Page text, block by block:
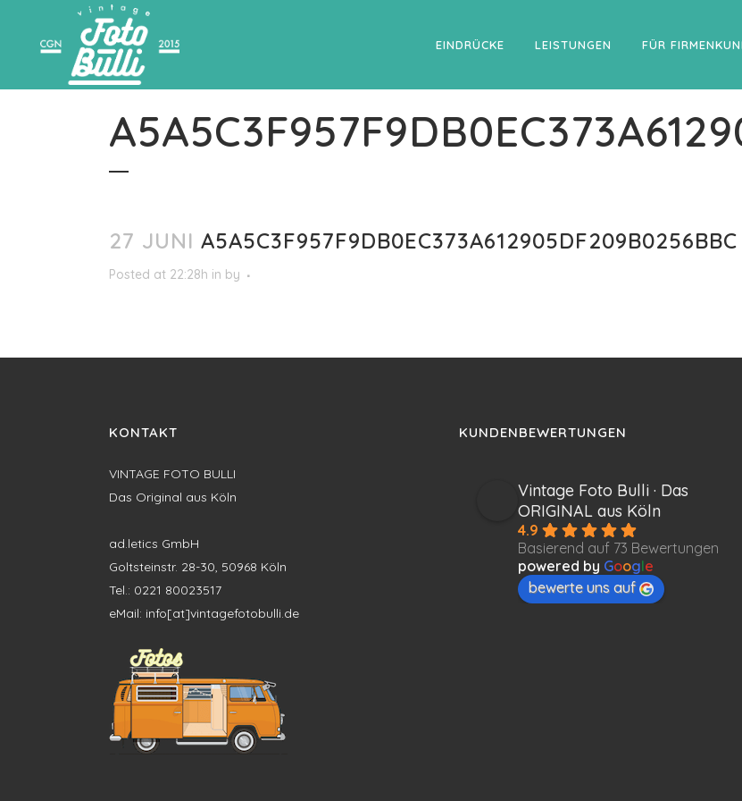
EINDRÜCKE LEISTUNGEN FÜR
27 JUNI A5A5C3F957F9DB0EC373A612905DF209B0256BBC
Posted at 22:28h in by
KONTAKT
VINTAGE FOTO BULLI
Das Original aus Köln
ad.letics GmbH
Goltsteinstr. 28-30, 50968 Köln
Tel.: 0221 80023517
eMail: info[at]vintagefotobulli.de
KUNDENBEWERTUNGEN
Vintage Foto Bulli · Das
ORIGINAL aus Köln
4.9
Basierend auf 73 Bewertungen
powered by Google
bewerte uns auf